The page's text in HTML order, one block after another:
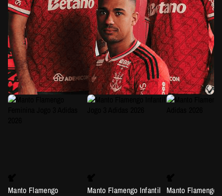
Manto Flamengo
Manto Flamengo Infantil Manto Flamengo